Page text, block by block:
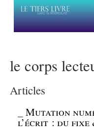
le corps
Articles
_Mutation
l’écrit : du fixe